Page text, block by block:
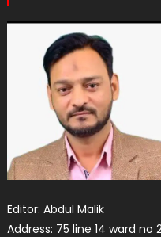
Editor: Abdul Malik
Address: 75 line 14 ward no